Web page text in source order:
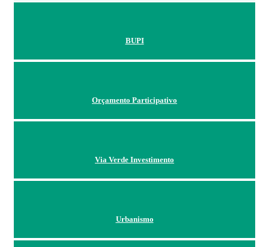
BUPI
Orçamento Participativo
Via Verde Investimento
Urbanismo